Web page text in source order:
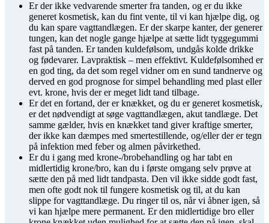
Er der ikke vedvarende smerter fra tanden, og er du ikke
generet kosmetisk, kan du fint vente, til vi kan hjælpe dig, og
du kan spare vagttandlægen. Er der skarpe kanter, der generer
tungen, kan det nogle gange hjælpe at sætte lidt tyggegummi
fast på tanden. Er tanden kuldefølsom, undgås kolde drikke
og fødevarer. Lavpraktisk – men effektivt. Kuldefølsomhed er
en god ting, da det som regel vidner om en sund tandnerve og
derved en god prognose for simpel behandling med plast eller
evt. krone, hvis der er meget lidt tand tilbage.
Er det en fortand, der er knækket, og du er generet kosmetisk,
er det nødvendigt at søge vagttandlægen, akut tandlæge. Det
samme gælder, hvis en knækket tand giver kraftige smerter,
der ikke kan dæmpes med smertestillende, og/eller der er tegn
på infektion med feber og almen påvirkethed.
Er du i gang med krone-/brobehandling og har tabt en
midlertidig krone/bro, kan du i første omgang selv prøve at
sætte den på med lidt tandpasta. Den vil ikke sidde godt fast,
men ofte godt nok til fungere kosmetisk og til, at du kan
slippe for vagttandlæge. Du ringer til os, når vi åbner igen, så
vi kan hjælpe mere permanent. Er den midlertidige bro eller